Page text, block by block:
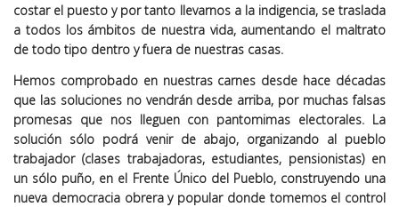
costar el puesto y por tanto llevarnos a la indigencia, se traslada
a todos los ámbitos de nuestra vida, aumentando el maltrato
de todo tipo dentro y fuera de nuestras casas.
Hemos comprobado en nuestras carnes desde hace décadas
que las soluciones no vendrán desde arriba, por muchas falsas
promesas que nos lleguen con pantomimas electorales. La
solución sólo podrá venir de abajo, organizando al pueblo
trabajador (clases trabajadoras, estudiantes, pensionistas) en
un sólo puño, en el Frente Único del Pueblo, construyendo una
nueva democracia obrera y popular donde tomemos el control